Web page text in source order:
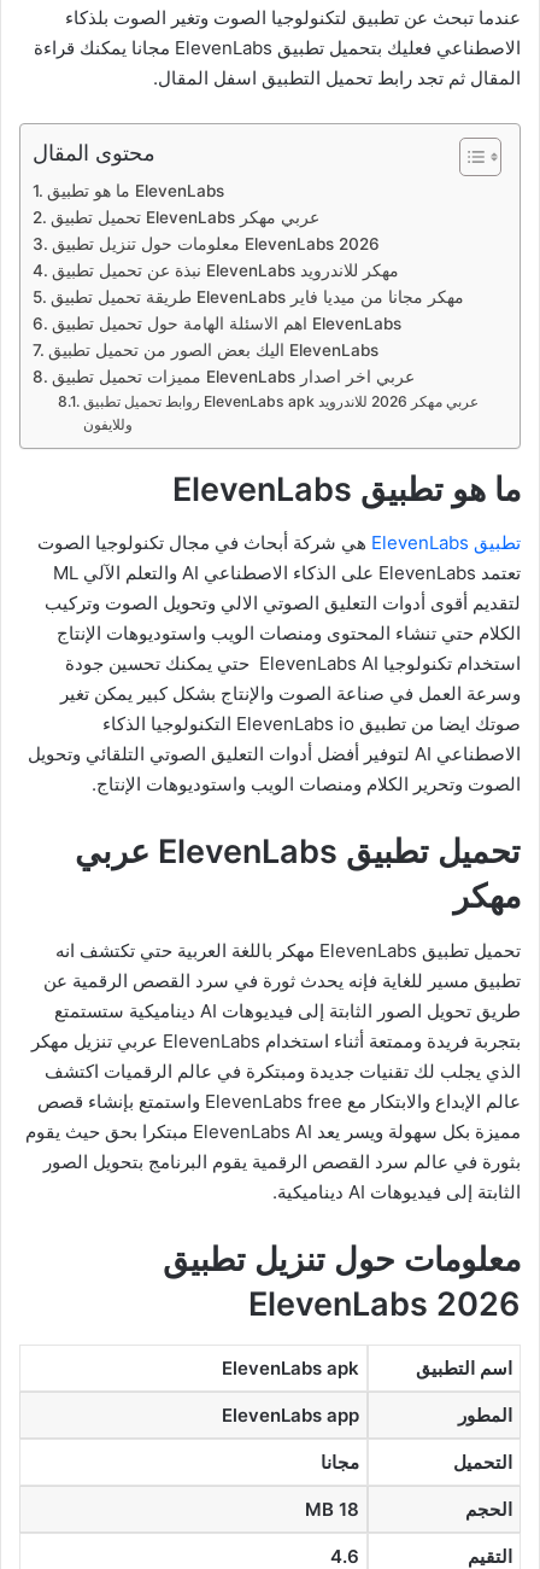
عندما تبحث عن تطبيق لتكنولوجيا الصوت وتغير الصوت بلذكاء
الاصطناعي فعليك بتحميل تطبيق ElevenLabs مجانا يمكنك قراءة
المقال ثم تجد رابط تحميل التطبيق اسفل المقال.
محتوى المقال
ما هو تطبيق ElevenLabs
تحميل تطبيق ElevenLabs عربي مهكر
معلومات حول تنزيل تطبيق ElevenLabs 2026
نبذة عن تحميل تطبيق ElevenLabs مهكر للاندرويد
طريقة تحميل تطبيق ElevenLabs مهكر مجانا من ميديا فاير
اهم الاسئلة الهامة حول تحميل تطبيق ElevenLabs
اليك بعض الصور من تحميل تطبيق ElevenLabs
مميزات تحميل تطبيق ElevenLabs عربي اخر اصدار
روابط تحميل تطبيق ElevenLabs apk عربي مهكر 2026 للاندرويد
وللايفون
ما هو تطبيق ElevenLabs
تطبيق ElevenLabs
هي شركة أبحاث في مجال تكنولوجيا الصوت
تعتمد ElevenLabs على الذكاء الاصطناعي AI والتعلم الآلي ML
لتقديم أقوى أدوات التعليق الصوتي الالي وتحويل الصوت وتركيب
الكلام حتي تنشاء المحتوى ومنصات الويب واستوديوهات الإنتاج
استخدام تكنولوجيا ElevenLabs AI حتي يمكنك تحسين جودة
وسرعة العمل في صناعة الصوت والإنتاج بشكل كبير يمكن تغير
صوتك ايضا من تطبيق ElevenLabs io التكنولوجيا الذكاء
الاصطناعي AI لتوفير أفضل أدوات التعليق الصوتي التلقائي وتحويل
الصوت وتحرير الكلام ومنصات الويب واستوديوهات الإنتاج.
تحميل تطبيق ElevenLabs عربي
مهكر
تحميل تطبيق ElevenLabs مهكر باللغة العربية حتي تكتشف انه
تطبيق مسير للغاية فإنه يحدث ثورة في سرد القصص الرقمية عن
طريق تحويل الصور الثابتة إلى فيديوهات AI ديناميكية ستستمتع
بتجربة فريدة وممتعة أثناء استخدام ElevenLabs عربي تنزيل مهكر
الذي يجلب لك تقنيات جديدة ومبتكرة في عالم الرقميات اكتشف
عالم الإبداع والابتكار مع ElevenLabs free واستمتع بإنشاء قصص
مميزة بكل سهولة ويسر يعد ElevenLabs AI مبتكرا بحق حيث يقوم
بثورة في عالم سرد القصص الرقمية يقوم البرنامج بتحويل الصور
الثابتة إلى فيديوهات AI ديناميكية.
معلومات حول تنزيل تطبيق
ElevenLabs 2026
اسم التطبيق ElevenLabs apk
المطور ElevenLabs app
التحميل مجانا
الحجم MB 18
التقيم 4.6